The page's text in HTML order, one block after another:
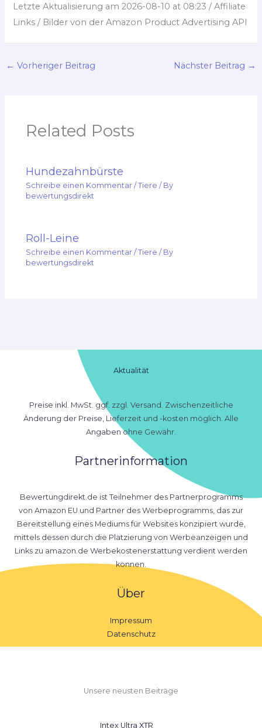
Letzte Aktualisierung am 2026-08-10 at 08:23 / Affiliate
Links / Bilder von der Amazon Product Advertising API
← Vorheriger Beitrag Nächster Beitrag →
Related Posts
Hundezahnbürste
Schreibe einen Kommentar /Tiere / By
bewertungsdirekt
Roll-Leine
Schreibe einen Kommentar /Tiere / By
bewertungsdirekt
Aktualität
Preise inkl. MwSt. ggf. zzgl. Versand. Zwischenzeitliche
Änderung der Preise, Lieferzeit und -kosten möglich. Alle
Angaben ohne Gewähr.
Partnerinformation
Bewertungdirekt.de ist Teilnehmer des Partnerprogramms
von Amazon EU und Partner des Werbeprogramms, das zur
Bereitstellung eines Mediums für Websites konzipiert wurde,
mittels dessen durch die Platzierung von Werbeanzeigen und
Links zu amazon.de Werbekostenerstattung verdient werden
können.
Über
Impressum
Datenschutz
Unsere neusten Beiträge
Intex Ultra XTR